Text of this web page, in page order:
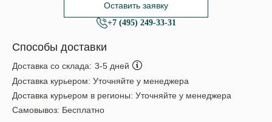
Оставить заявку
+7 (495) 249-33-31
Способы доставки
Доставка со склада: 3-5 дней
Доставка курьером: Уточняйте у менеджера
Доставка курьером в регионы: Уточняйте у менеджера
Самовывоз: Бесплатно